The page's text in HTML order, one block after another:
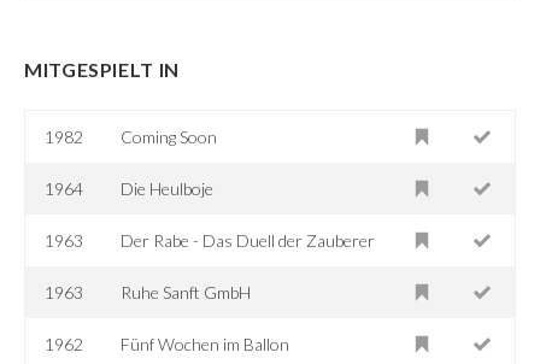
MITGESPIELT IN
1982 Coming Soon
1964 Die Heulboje
1963 Der Rabe - Das Duell der Zauberer
1963 Ruhe Sanft GmbH
1962 Fünf Wochen im Ballon